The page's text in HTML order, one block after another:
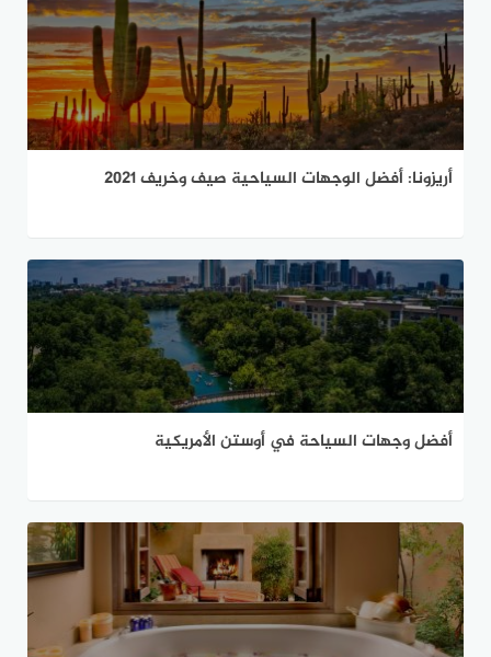
أريزونا: أفضل الوجهات السياحية صيف وخريف 2021
أفضل وجهات السياحة في أوستن الأمريكية